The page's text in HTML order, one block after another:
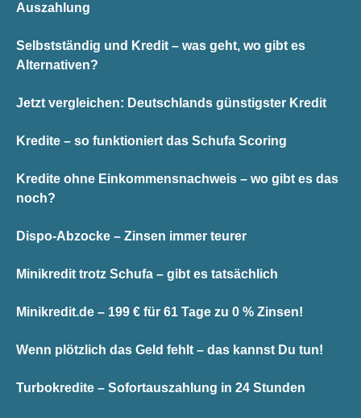
Auszahlung
Selbstständig und Kredit – was geht, wo gibt es
Alternativen?
Jetzt vergleichen: Deutschlands günstigster Kredit
Kredite – so funktioniert das Schufa Scoring
Kredite ohne Einkommensnachweis – wo gibt es das
noch?
Dispo-Abzocke – Zinsen immer teurer
Minikredit trotz Schufa – gibt es tatsächlich
Minikredit.de – 199 € für 61 Tage zu 0 % Zinsen!
Wenn plötzlich das Geld fehlt – das kannst Du tun!
Turbokredite – Sofortauszahlung in 24 Stunden